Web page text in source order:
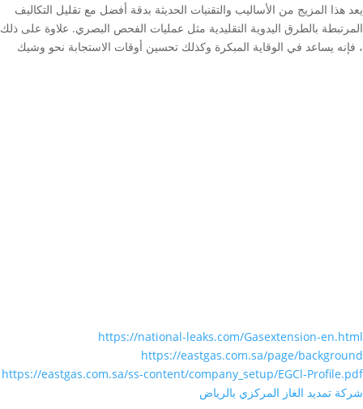
يعد هذا المزيج من الأساليب والتقنيات الحديثة بدقة أفضل مع تقليل التكاليف
المرتبطة بالطرق اليدوية التقليدية مثل عمليات الفحص البصري. علاوة على ذلك
، فإنه يساعد في الوقاية المبكرة وكذلك تحسين أوقات الاستجابة نحو وشيك
https://national-leaks.com/Gasextension-en.html
https://eastgas.com.sa/page/background
https://eastgas.com.sa/ss-content/company_setup/EGCl-Profile.pdf
شركة تمديد الغاز المركزي بالرياض